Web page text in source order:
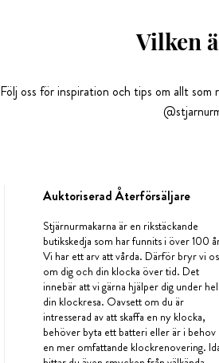
Vilken
Följ oss för inspiration och tips om allt
Auktoriserad Återförsäljare
Stjärnurmakarna är en rikstäckande
butikskedja som har funnits i över 100
Vi har ett arv att vårda. Därför bryr vi
om dig och din klocka över tid. Det
innebär att vi gärna hjälper dig under
din klockresa. Oavsett om du är
intresserad av att skaffa en ny klocka,
behöver byta ett batteri eller är i behov
en mer omfattande klockrenovering.